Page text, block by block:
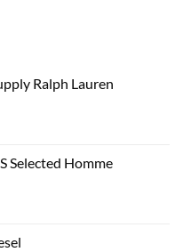
Ralph Lauren
Selected Homme